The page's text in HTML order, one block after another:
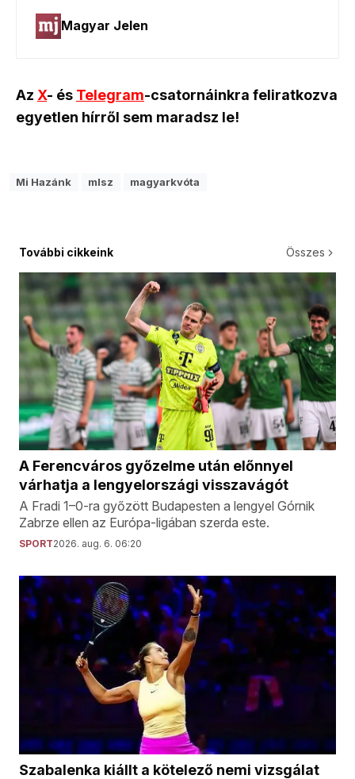
Az X- és Telegram-csatornáinkra feliratkozva
egyetlen hírről sem maradsz le!
Mi Hazánk mlsz magyarkvóta
További cikkeink Összes
A Ferencváros győzelme után előnnyel
várhatja a lengyelországi visszavágót
A Fradi 1–0-ra győzött Budapesten a lengyel Górnik
Zabrze ellen az Európa-ligában szerda este.
SPORT2026. aug. 6. 06:20
Szabalenka kiállt a kötelező nemi vizsgálat